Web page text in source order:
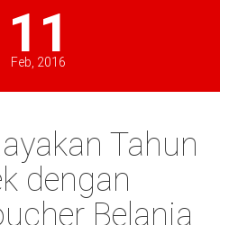
11
Feb, 2016
Tahun
dengan
Belanja